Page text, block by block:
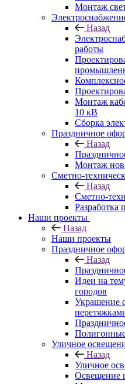
Монтаж
Назад
работы
Монтаж
10 кВ
Сборка
Праздничное
Назад
Монтаж
Сметно-
Назад
Сметно-
Разработка
Наши проекты
Назад
Наши проекты
Праздничное
Назад
Идеи на
городов
Украшение
Уличное
Назад
Уличное
Освещение